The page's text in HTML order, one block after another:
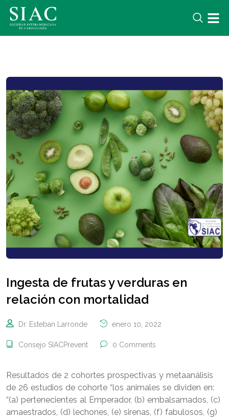
Ingesta de frutas y verduras en
relación con mortalidad
Dr. Esteban Larronde enero 10, 2022
Consejo SIACPrevent 0 Comments
Resultados de 2 cohortes prospectivas y metaanálisis
de 26 estudios de cohorte “los animales se dividen en:
“(a) pertenecientes al Emperador, (b) embalsamados, (c)
amaestrados, (d) lechones, (e) sirenas, (f) fabulosos, (g)